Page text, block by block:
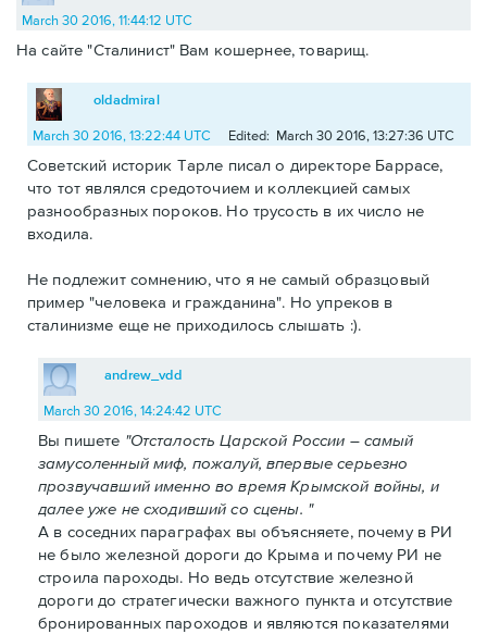
March 30 2016, 11:44:12 UTC
На сайте "Сталинист" Вам кошернее, товарищ.
oldadmiral
March 30 2016, 13:22:44 UTC Edited: March 30 2016, 13:27:36 UTC
Советский историк Тарле писал о директоре Баррасе,
что тот являлся средоточием и коллекцией самых
разнообразных пороков. Но трусость в их число не
входила.
Не подлежит сомнению, что я не самый образцовый
пример "человека и гражданина". Но упреков в
сталинизме еще не приходилось слышать :).
andrew_vdd
March 30 2016, 14:24:42 UTC
Вы пишете "Отсталость Царской России – самый
замусоленный миф, пожалуй, впервые серьезно
прозвучавший именно во время Крымской войны, и
далее уже не сходивший со сцены. "
А в соседних параграфах вы объясняете, почему в РИ
не было железной дороги до Крыма и почему РИ не
строила пароходы. Но ведь отсутствие железной
дороги до стратегически важного пункта и отсутствие
бронированных пароходов и являются показателями